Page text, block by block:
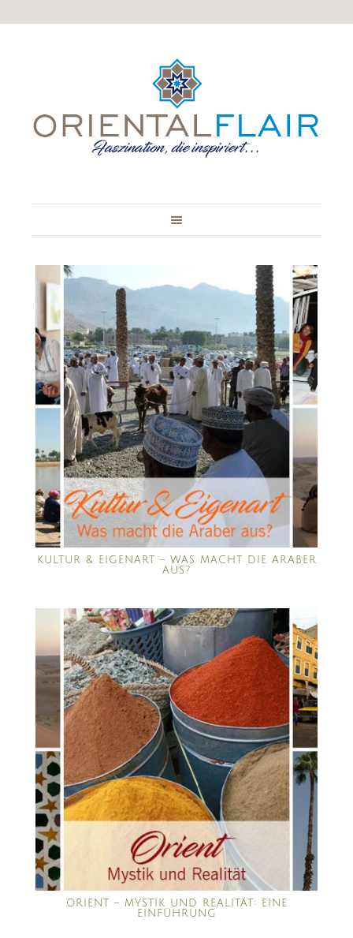
KULTUR & EIGENART – WAS MACHT DIE ARABER
AUS?
ORIENT – MYSTIK UND REALITÄT: EINE
EINFÜHRUNG